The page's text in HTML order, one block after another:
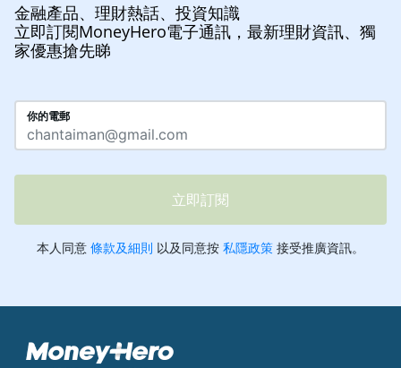
金融產品、理財熱話、投資知識
立即訂閱MoneyHero電子通訊，最新理財資訊、獨
家優惠搶先睇